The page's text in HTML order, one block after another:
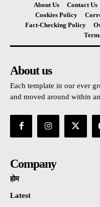
About Us Contact Us
Cookies Policy
Fact-Checking Policy
About us
Each template in our ever
and moved around within
Company
होम
Latest